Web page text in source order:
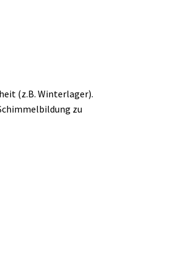
(z.B. Winterlager).
zu